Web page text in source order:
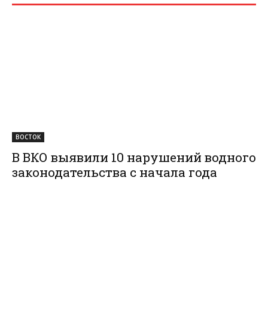
ВОСТОК
В ВКО выявили 10 нарушений водного
законодательства с начала года